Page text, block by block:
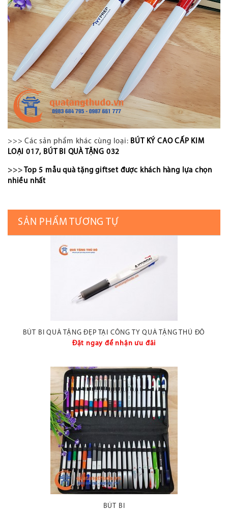
>>> Các sản phẩm khác cùng loại: BÚT KÝ CAO CẤP KIM
LOẠI 017, BÚT BI QUÀ TẶNG 032
>>> Top 5 mẫu quà tặng giftset được khách hàng lựa chọn
nhiều nhất
SẢN PHẨM TƯƠNG TỰ
BÚT BI QUÀ TẶNG ĐẸP TẠI CÔNG TY QUÀ TẶNG THỦ ĐÔ
Đặt ngay để nhận ưu đãi
BÚT BI